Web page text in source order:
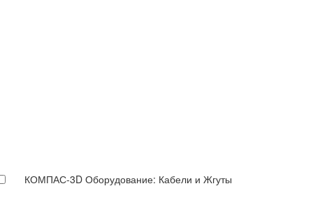
КОМПАС-3D Оборудование: Кабели и Жгуты